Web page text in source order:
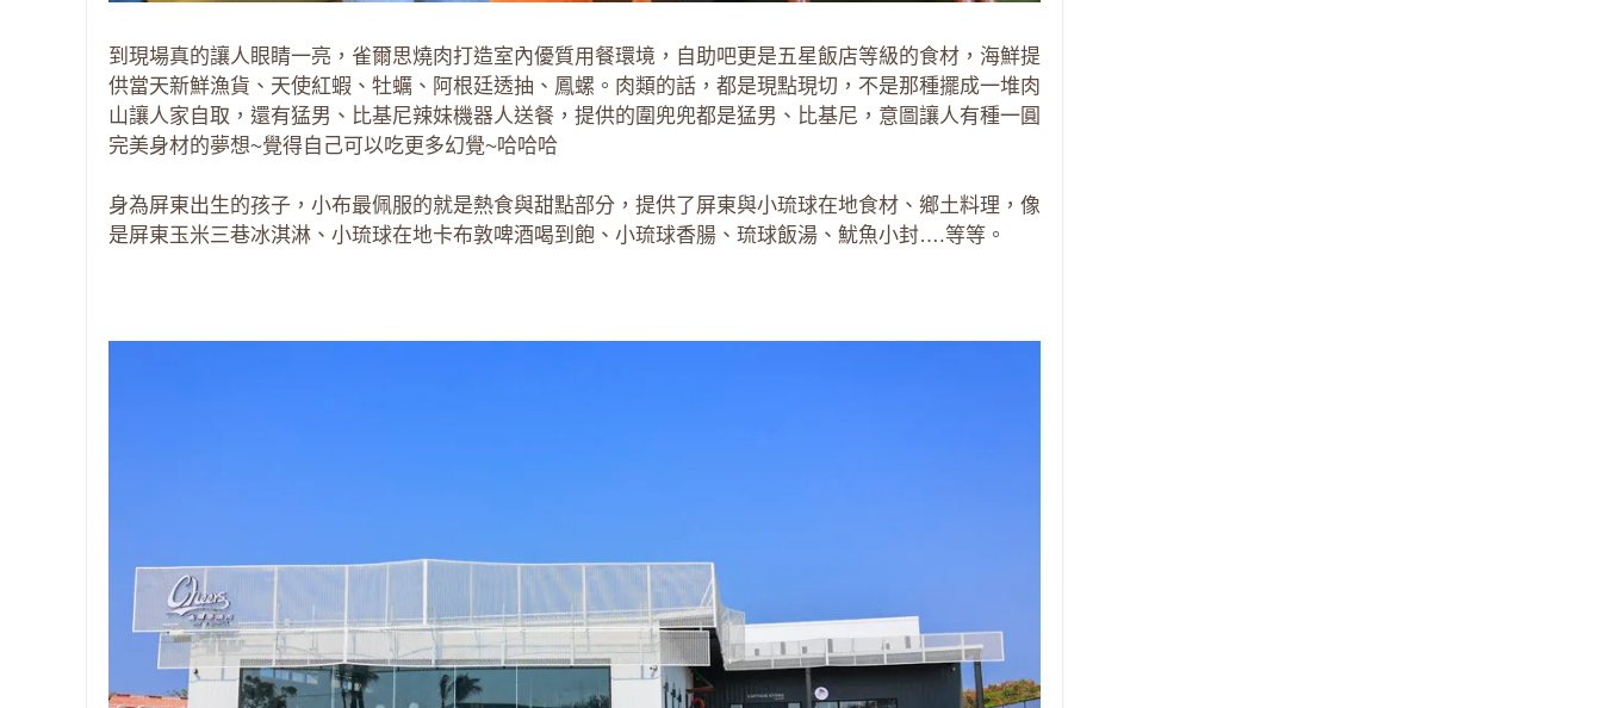
到現場真的讓人眼睛一亮，雀爾思燒肉打造室內優質用餐環境，自助吧更是五星飯店等級的食材，海鮮提
供當天新鮮漁貨、天使紅蝦、牡蠣、阿根廷透抽、鳳螺。肉類的話，都是現點現切，不是那種擺成一堆肉
山讓人家自取，還有猛男、比基尼辣妹機器人送餐，提供的圍兜兜都是猛男、比基尼，意圖讓人有種一圓
完美身材的夢想~覺得自己可以吃更多幻覺~哈哈哈
身為屏東出生的孩子，小布最佩服的就是熱食與甜點部分，提供了屏東與小琉球在地食材、鄉土料理，像
是屏東玉米三巷冰淇淋、小琉球在地卡布敦啤酒喝到飽、小琉球香腸、琉球飯湯、魷魚小封….等等。